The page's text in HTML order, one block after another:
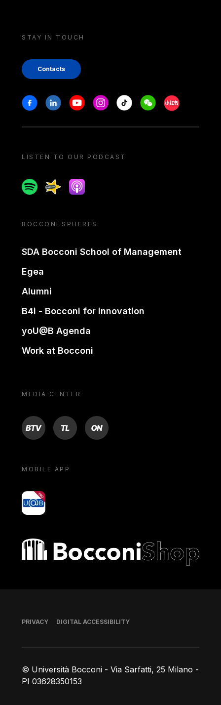
STAY IN TOUCH
Contacts
Stay in touch
FacebookLinkedinYoutubeInstagram
Tiktok WeechatXiaohongshu/
LISTEN TO OUR PODCAST
SpotifySpreakerApple podcast
BOCCONI SPHERES
SDA Bocconi School of Management
Egea
Alumni
B4i - Bocconi for innovation
yoU@B Agenda
Work at Bocconi
MEDIA CENTER
BTV TL ON
MOBILE APP
yoU@B
Bocconi shop
© Università Bocconi - Via Sarfatti, 25 Milano -
PI 03628350153
Footer
PRIVACY DIGITAL ACCESSIBILITY